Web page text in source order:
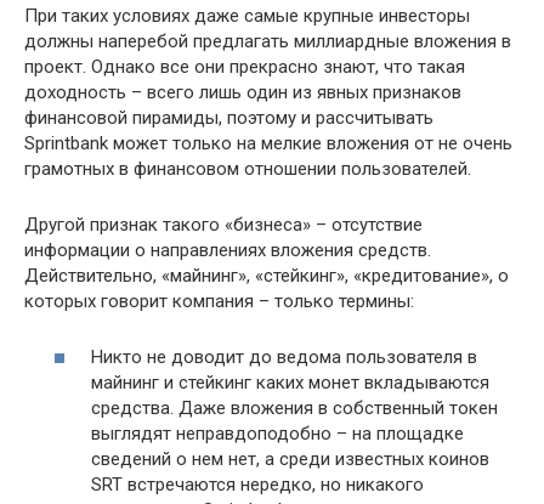
При таких условиях даже самые крупные инвесторы
должны наперебой предлагать миллиардные вложения в
проект. Однако все они прекрасно знают, что такая
доходность – всего лишь один из явных признаков
финансовой пирамиды, поэтому и рассчитывать
Sprintbank может только на мелкие вложения от не очень
грамотных в финансовом отношении пользователей.
Другой признак такого «бизнеса» – отсутствие
информации о направлениях вложения средств.
Действительно, «майнинг», «стейкинг», «кредитование», о
которых говорит компания – только термины:
Никто не доводит до ведома пользователя в
майнинг и стейкинг каких монет вкладываются
средства. Даже вложения в собственный токен
выглядят неправдоподобно – на площадке
сведений о нем нет, а среди известных коинов
SRT встречаются нередко, но никакого